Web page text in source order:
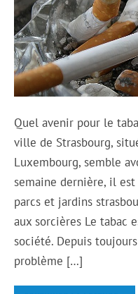
Quel avenir pour le
ville de Strasbourg,
Luxembourg, semble
semaine dernière, il
parcs et jardins
aux sorcières Le tabac
société. Depuis
problème […]